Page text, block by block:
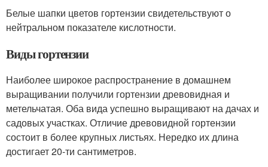
Белые шапки цветов гортензии свидетельствуют о
нейтральном показателе кислотности.
Виды гортензии
Наиболее широкое распространение в домашнем
выращивании получили гортензии древовидная и
метельчатая. Оба вида успешно выращивают на дачах и
садовых участках. Отличие древовидной гортензии
состоит в более крупных листьях. Нередко их длина
достигает 20-ти сантиметров.